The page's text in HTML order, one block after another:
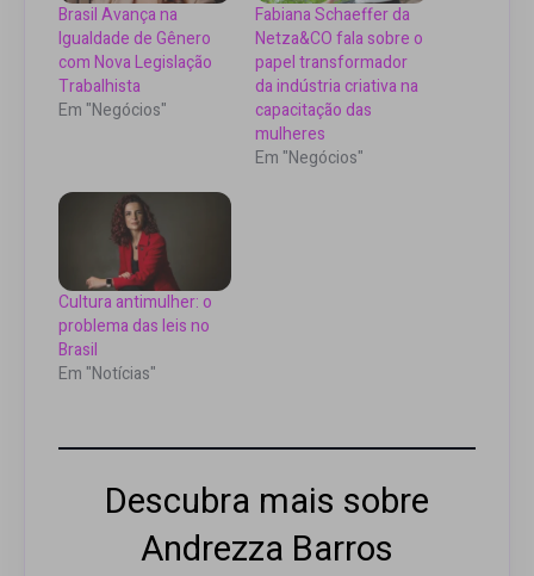
Brasil Avança na
Igualdade de Gênero
com Nova Legislação
Trabalhista
Em "Negócios"
Fabiana Schaeffer da
Netza&CO fala sobre o
papel transformador
da indústria criativa na
capacitação das
mulheres
Em "Negócios"
Cultura antimulher: o
problema das leis no
Brasil
Em "Notícias"
Descubra mais sobre
Andrezza Barros